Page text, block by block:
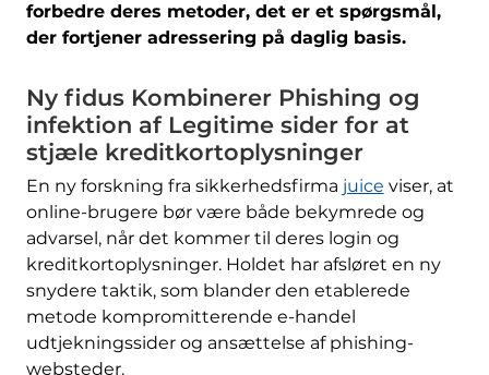
forbedre deres metoder, det er et spørgsmål,
der fortjener adressering på daglig basis.
Ny fidus Kombinerer Phishing og
infektion af Legitime sider for at
stjæle kreditkortoplysninger
En ny forskning fra sikkerhedsfirma juice viser, at
online-brugere bør være både bekymrede og
advarsel, når det kommer til deres login og
kreditkortoplysninger. Holdet har afsløret en ny
snydere taktik, som blander den etablerede
metode kompromitterende e-handel
udtjekningssider og ansættelse af phishing-
websteder.